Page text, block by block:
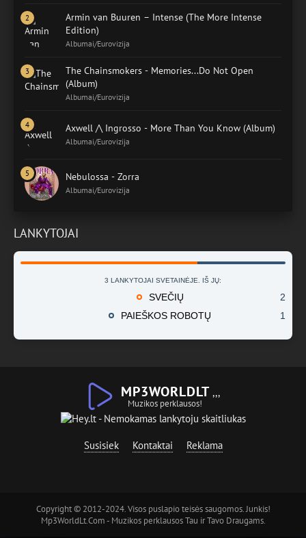
Armin van Buuren – Intense (The More Intense
Edition)
Albumai/Eurovizija
The Chainsmokers - Memories...Do Not Open
(Album)
Albumai/Eurovizija
Axwell /\ Ingrosso - More Than You Know (Album)
Albumai/Eurovizija
Nebulossa - Zorra
Albumai/Eurovizija
LANKYTOJAI
3 LANKYTOJAI SVETAINĖJE. IŠ JŲ:
SVEČIŲ
2
PAIEŠKOS ROBOTŲ
1
MP3WORLDLT
Muzikos perklausos!
,,,
Susisiek Kontaktai Reklama
Copyright © 2012-2024. Visos puslapio teisės saugomos. Junkis!
Mp3WorldLt.Com - Muzikos perklausos Tau ir Tavo Draugams.